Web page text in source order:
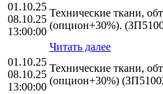
01.10.25
08.10.25
13:00:00
Технические ткани,
(опцион+30%).
Читать далее
01.10.25
08.10.25
13:00:00
Технические ткани,
(опцион+30%)